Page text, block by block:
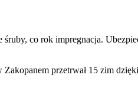
co rok impregnacja.
przetrwał 15 zim